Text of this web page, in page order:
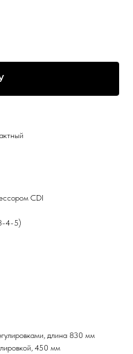
CDI
4-5)
длина 830 мм
450 мм